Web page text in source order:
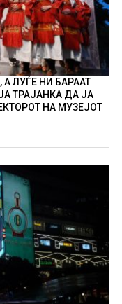
ЛУЃЕ НИ БАРААТ
ТРАЈАНКА ДА ЈА
НА МУЗЕЈОТ